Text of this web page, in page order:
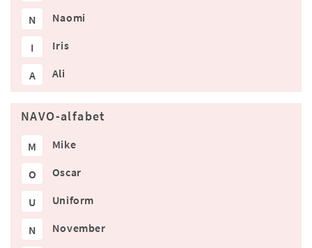
N Naomi
I Iris
A Ali
NAVO-alfabet
M Mike
O Oscar
U Uniform
N November